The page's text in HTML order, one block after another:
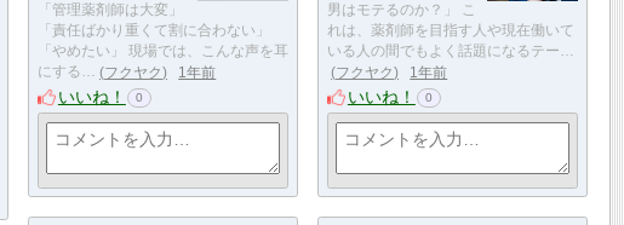
「管理薬剤師は大変」
「責任ばかり重くて割に合わない」
「やめたい」 現場では、こんな声を耳
にする…
フクヤク 1年前
いいね！ 0
男はモテるのか？」 こ
れは、薬剤師を目指す人や現在働いて
いる人の間でもよく話題になるテー…
フクヤク
1年前
いいね！ 0